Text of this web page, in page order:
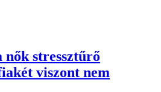
nők stressztűrő
viszont nem